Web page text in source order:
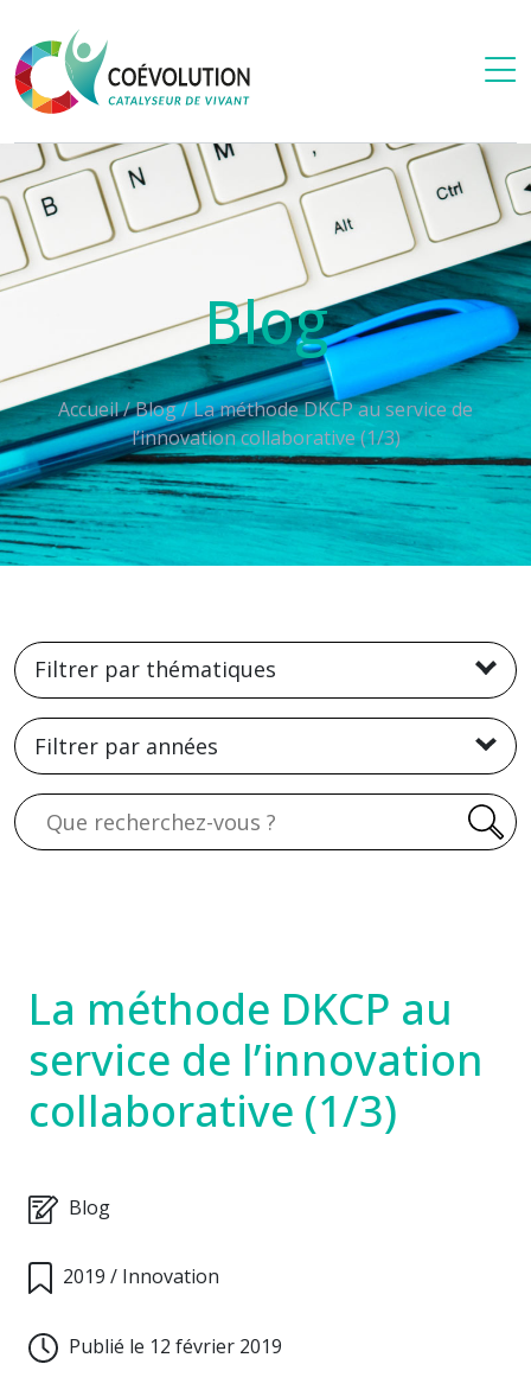
Blog
Accueil/Blog/La méthode DKCP au service de
l’innovation collaborative (1/3)
Filtrer par thématiques
Filtrer par années
La méthode DKCP au
service de l’innovation
collaborative (1/3)
Blog
2019 / Innovation
Publié le 12 février 2019